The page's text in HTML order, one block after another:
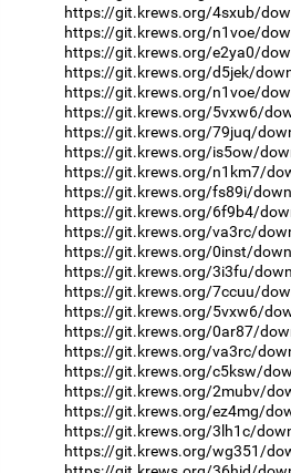
https://git.krews.org/4sxub/
https://git.krews.org/n1voe/
https://git.krews.org/e2ya0/
https://git.krews.org/d5jek/
https://git.krews.org/n1voe/
https://git.krews.org/5vxw6/
https://git.krews.org/79juq/
https://git.krews.org/is5ow/
https://git.krews.org/n1km7/
https://git.krews.org/fs89i/
https://git.krews.org/6f9b4/
https://git.krews.org/va3rc/
https://git.krews.org/0inst/
https://git.krews.org/3i3fu/
https://git.krews.org/7ccuu/
https://git.krews.org/5vxw6/
https://git.krews.org/0ar87/
https://git.krews.org/va3rc/
https://git.krews.org/c5ksw/
https://git.krews.org/2mubv/
https://git.krews.org/ez4mg/
https://git.krews.org/3lh1c/
https://git.krews.org/wg351/